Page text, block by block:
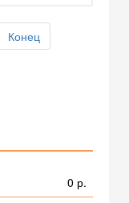
Конец
0 р.